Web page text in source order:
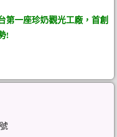
第一座珍奶觀光工廠，首創
!